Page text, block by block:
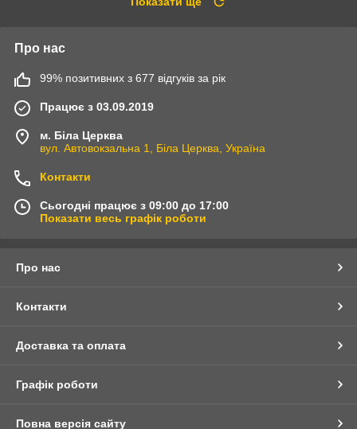
Про нас
99% позитивних з 677 відгуків за рік
Працює з 03.09.2019
м. Біла Церква
вул. Автовокзальна 1, Біла Церква, Україна
Контакти
Сьогодні працює з 09:00 до 17:00
Показати весь графік роботи
Про нас
Контакти
Доставка та оплата
Графік роботи
Повна версія сайту